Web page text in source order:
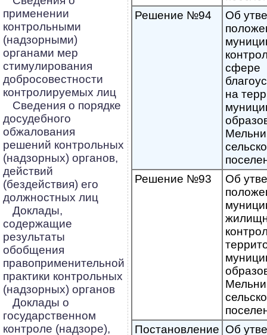
применении
контрольными
(надзорными)
органами мер
стимулирования
добросовестности
контролируемых лиц
Сведения о порядке
досудебного
обжалования
решений контрольных
(надзорных) органов,
действий
(бездействия) его
должностных лиц
Доклады,
содержащие
результаты
обобщения
правоприменительной
практики контрольных
(надзорных) органов
Доклады о
государственном
контроле (надзоре),
Решение №94
Об
сфере
на
Решение №93
Об
Постановление Об